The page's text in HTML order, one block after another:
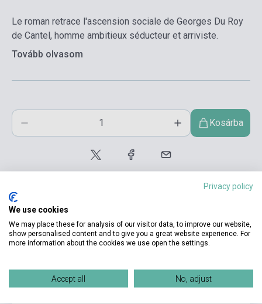
Le roman retrace l'ascension sociale de Georges Du Roy
de Cantel, homme ambitieux séducteur et arriviste.
Tovább olvasom
Kosárba
Termékjellemzők
9788853615954
Privacy policy
We use cookies
We may place these for analysis of our visitor data, to improve our website,
show personalised content and to give you a great website experience. For
more information about the cookies we use open the settings.
Accept all No, adjust